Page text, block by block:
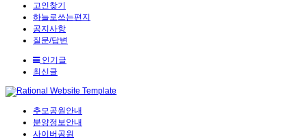
고인찾기
하늘로쓰는편지
공지사항
질문/답변
인기글
최신글
추모공원안내
분양정보안내
사이버공원